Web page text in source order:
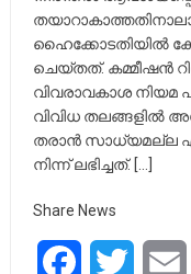
ഹൈക്കോടതിയിൽ
ചെയ്തത്. കമ്മീഷൻ
വിവരാവകാശ
വിവിധ തലങ്ങളിൽ
തരാൻ സാധ്യമല്ല
നിന്ന് ലഭിച്ചത്. […]
Share News
FacebookTwitter